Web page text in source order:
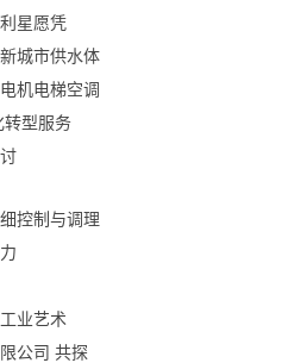
星愿凭
城市供水体
机电梯空调
转型服务
控制与调理
业艺术
公司 共探